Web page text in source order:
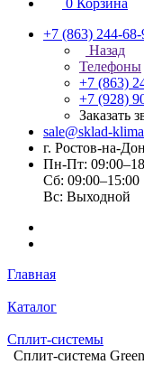
0 Корзина
+7 (863) 244-68-
Назад
Телефоны
+7 (863)
+7 (928)
Заказать
sale@sklad-
г. Ростов-на-
Пн-Пт:
Сб: 09:00–15:00
Вс: Выходной
Главная
Каталог
Сплит-системы
Сплит-система